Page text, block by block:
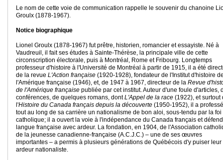
Le nom de cette voie de communication rappelle le souvenir du chanoine
Groulx (1878-1967).
Notice biographique
Lionel Groulx (1878-1967) fut prêtre, historien, romancier et essayiste. Né à
Vaudreuil, il fait ses études à Sainte-Thérèse, la principale ville de cette
circonscription électorale, puis à Montréal, Rome et Fribourg. Longtemps
professeur d'histoire à l'Université de Montréal à partir de 1915, il a été
de la revue L'Action française (1920-1928), fondateur de l'Institut d'histoire
l'Amérique française (1946), et, de 1947 à 1967, directeur de la Revue
de l'Amérique française publiée par cet institut. Auteur d'une foule d'articles,
conférences, de quelques romans, dontL'Appel de la race (1922), et surtout
l'Histoire du Canada français depuis la découverte (1950-1952), il a professé
tout au long de sa carrière un nationalisme de bon aloi, sous-tendu par la foi
catholique; il a ouvert la voie à l'indépendance du Canada français et
langue française avec ardeur. La fondation, en 1904, de l'Association
de la jeunesse canadienne-française (A.C.J.C.) – une de ses œuvres
importantes – a permis à plusieurs générations de Québécois d'y puiser leur
ardeur nationaliste.